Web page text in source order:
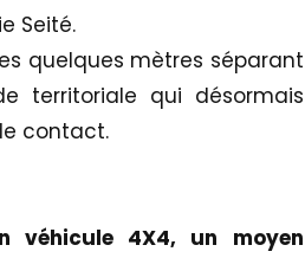
Seité.
quelques mètres séparant
territoriale qui désormais
contact.
véhicule 4X4, un moyen